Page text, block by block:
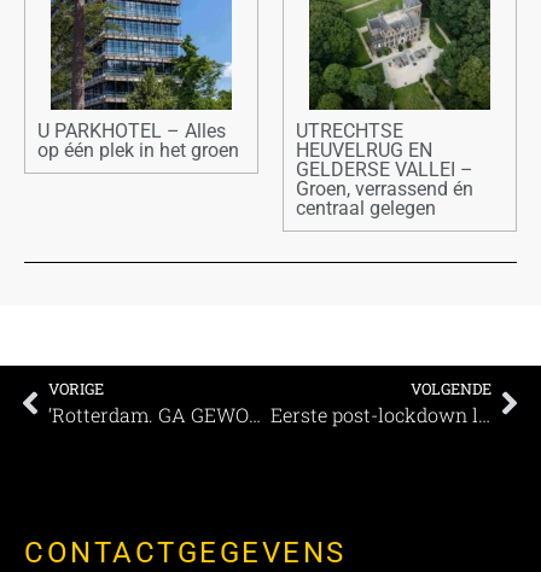
U PARKHOTEL – Alles
op één plek in het groen
UTRECHTSE
HEUVELRUG EN
GELDERSE VALLEI –
Groen, verrassend én
centraal gelegen
VORIGE
‘Rotterdam. GA GEWOON ZELF.’
VOLGENDE
Eerste post-lockdown livecongres van Nederland een feit
CONTACTGEGEVENS